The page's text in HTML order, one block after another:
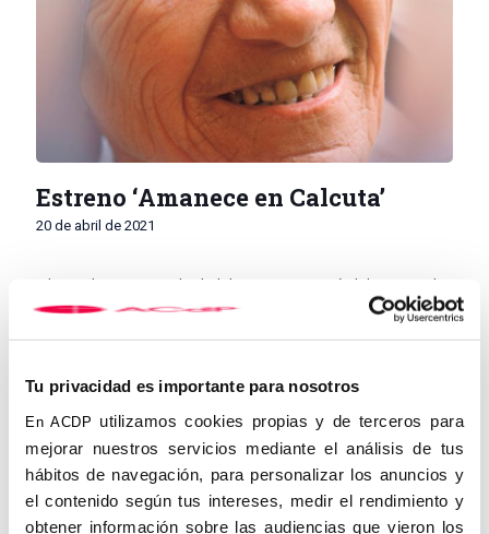
Tu privacidad es importante para nosotros
En ACDP utilizamos cookies propias y de terceros para
mejorar nuestros servicios mediante el análisis de tus
hábitos de navegación, para personalizar los anuncios y
el contenido según tus intereses, medir el rendimiento y
obtener información sobre las audiencias que vieron los
Estreno ‘Amanece en Calcuta’
20 de abril de 2021
El pasado viernes 16 de abril de 2021 se estrenó el documental
‘Amanece en Calcuta’ patrocinado por la Fundación Cultural
Ángel Herrera Oria y la ACdP. El evento tuvo lugar en los cines
Zavala.
El documental recoge a través de la historia de vida de seis
personas, sus testimonios sobre cómo conocieron a Madre
Teresa y cómo ella cambió sus vidas sacándolos del abismo.
Una excelente y conmovedora producción que merece la pena
ver.